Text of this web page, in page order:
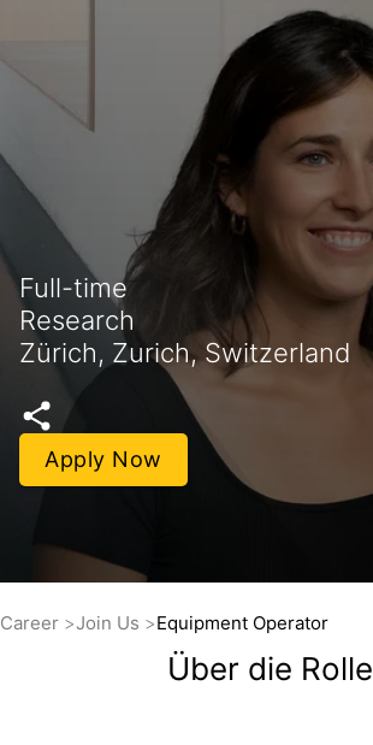
Full-time
Research
Zürich, Zurich, Switzerland
Apply Now
Career Join Us Equipment Operator
Über die Rolle